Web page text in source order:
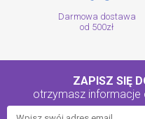
Darmowa dostawa
od 500zł
ZAPISZ SIĘ
otrzymasz informacje